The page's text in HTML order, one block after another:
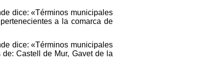
dice: «Términos municipales
a la comarca de
dice: «Términos municipales
Castell de Mur, Gavet de la